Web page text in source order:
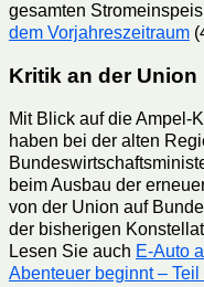
gesamten
dem Vorjahreszeitraum
Kritik an der Union
Mit Blick auf die Ampel-
haben bei der alten
beim Ausbau der
von der Union auf
der bisherigen
Lesen Sie auch E-Auto
Abenteuer beginnt – Teil